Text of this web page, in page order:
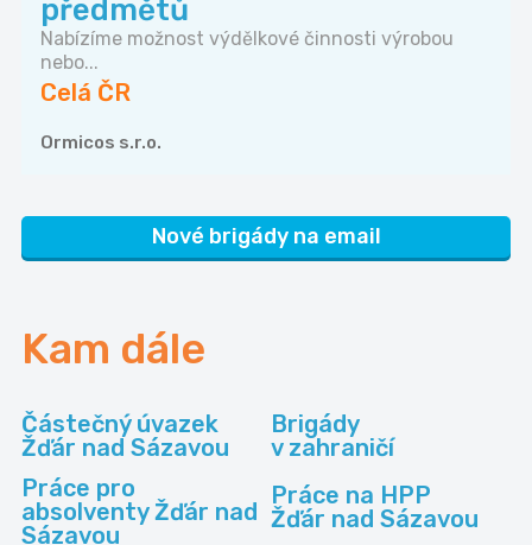
předmětů
Nabízíme možnost výdělkové činnosti výrobou
nebo...
Celá ČR
Ormicos s.r.o.
Nové brigády na email
Kam dále
Částečný úvazek
Žďár nad Sázavou
Brigády
v zahraničí
Práce pro
absolventy Žďár nad
Sázavou
Práce na HPP
Žďár nad Sázavou